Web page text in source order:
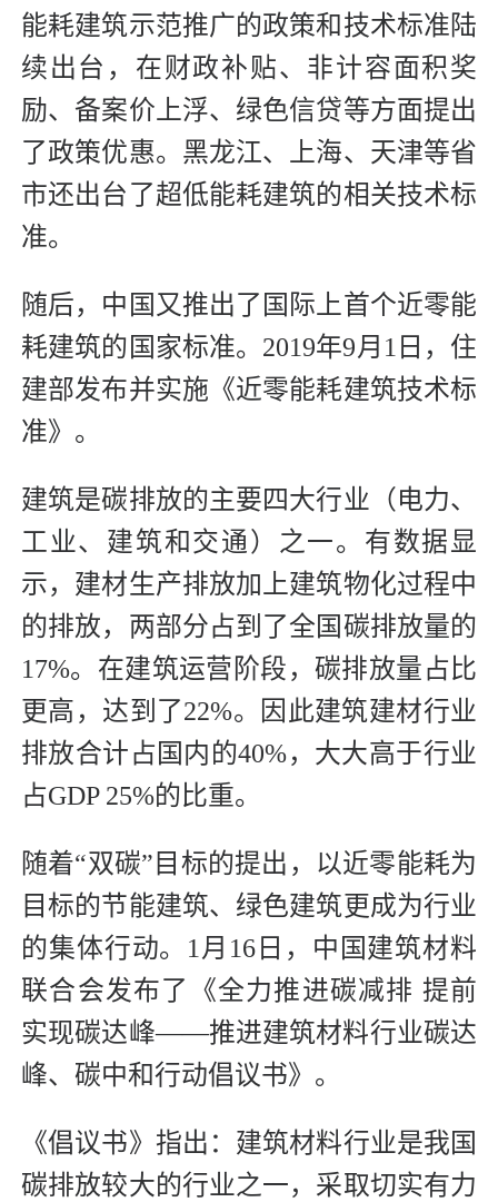
能耗建筑示范推广的政策和技术标准陆
续出台，在财政补贴、非计容面积奖
励、备案价上浮、绿色信贷等方面提出
了政策优惠。黑龙江、上海、天津等省
市还出台了超低能耗建筑的相关技术标
准。
随后，中国又推出了国际上首个近零能
耗建筑的国家标准。2019年9月1日，住
建部发布并实施《近零能耗建筑技术标
准》。
建筑是碳排放的主要四大行业（电力、
工业、建筑和交通）之一。有数据显
示，建材生产排放加上建筑物化过程中
的排放，两部分占到了全国碳排放量的
17%。在建筑运营阶段，碳排放量占比
更高，达到了22%。因此建筑建材行业
排放合计占国内的40%，大大高于行业
占GDP 25%的比重。
随着“双碳”目标的提出，以近零能耗为
目标的节能建筑、绿色建筑更成为行业
的集体行动。1月16日，中国建筑材料
联合会发布了《全力推进碳减排 提前
实现碳达峰——推进建筑材料行业碳达
峰、碳中和行动倡议书》。
《倡议书》指出：建筑材料行业是我国
碳排放较大的行业之一，采取切实有力